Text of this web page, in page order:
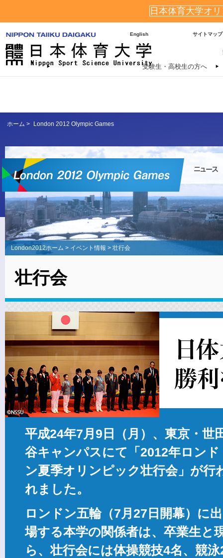
日本体育大学オ
English サイトマップ
受験生・高校生の方へ
ホーム > London 2012 Olympic Games
London2012ホーム > イベント情報 > 壮行会
壮行会
平成24年7月9日（月）、東京・世
谷キャンパスにて「2012年ロンド
ン夏季オリンピック壮行会」が行
れました。
ロンドン五輪（7月27日開幕）に出
場する本学の関係者は、卒業生と
ら、壮行会には体操競技4名、競